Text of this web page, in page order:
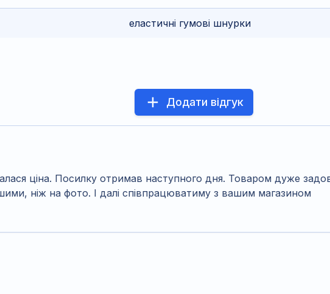
еластичні гумові шнурки
Додати відгук
ціна. Посилку отримав наступного дня. Товаром дуже
ніж на фото. І далі співпрацюватиму з вашим магазином